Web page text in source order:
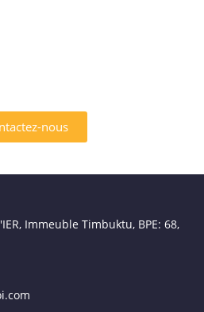
nous
Immeuble Timbuktu, BPE: 68,